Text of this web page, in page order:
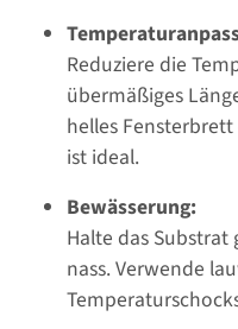
Reduziere die
übermäßiges
helles
ist ideal.
Bewässerung:
Halte das
nass. Verwende